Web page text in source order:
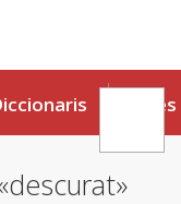
Eines